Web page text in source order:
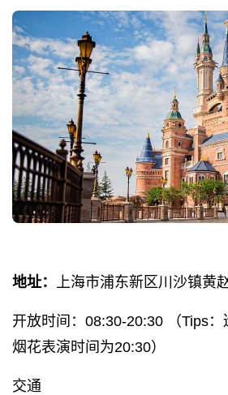
地址： 上海市浦东新区川沙镇黄
开放时间：08:30-20:30 （Tips：
烟花表演时间为20:30）
交通